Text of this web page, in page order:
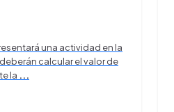
una actividad en la
calcular el valor de
la ...